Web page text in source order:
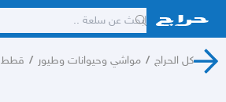
كل الحراج / مواشي وحيوانات وطيور / قطط